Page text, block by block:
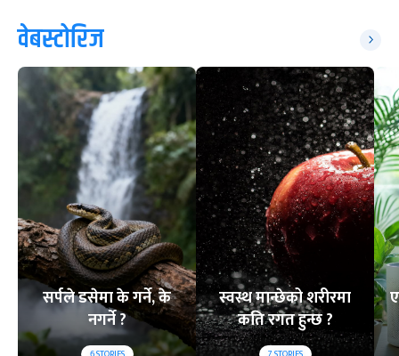
वेबस्टोरिज
सर्पले डसेमा के गर्ने, के
नगर्ने ?
स्वस्थ मान्छेको शरीरमा
कति रगत हुन्छ ?